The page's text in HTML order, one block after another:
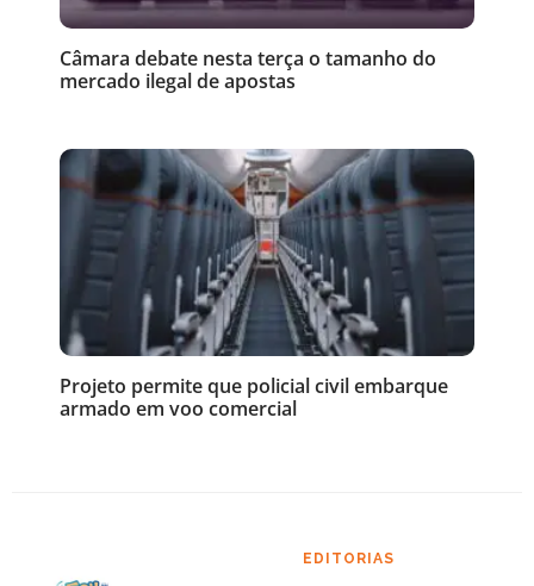
Câmara debate nesta terça o tamanho do
mercado ilegal de apostas
Projeto permite que policial civil embarque
armado em voo comercial
EDITORIAS